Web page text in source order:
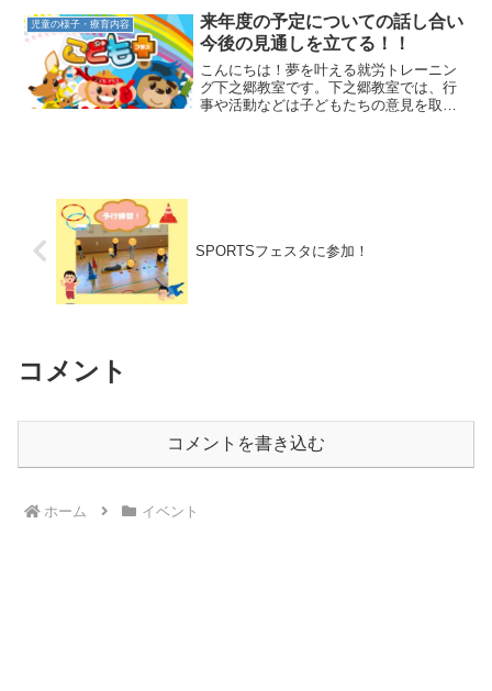
作り方から教わりました😊ふわふわの泡
を作って洗います.。o○...
児童の様子・療育内容
来年度の予定についての話し合い
今後の見通しを立てる！！
こんにちは！夢を叶える就労トレーニン
グ下之郷教室です。下之郷教室では、行
事や活動などは子どもたちの意見を取り
SPORTSフェスタに参加！
コメント
コメントを書き込む
ホーム イベント